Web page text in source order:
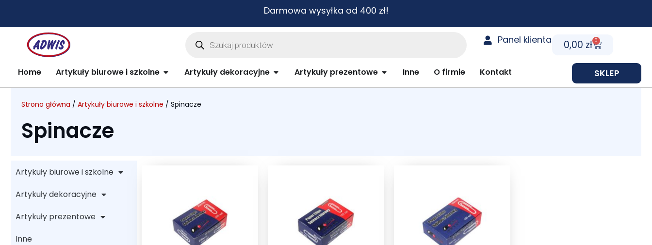
treści
Darmowa wysyłka od 400 zł!
Wyszukiwarka
Panel klienta 0,00 zł 0
Cart
Home Artykuły biurowe i szkolne Open Artykuły biurowe i szkolne
Artykuły dekoracyjne Open Artykuły dekoracyjne
Artykuły prezentowe Open Artykuły prezentowe
Inne O firmie Kontakt SKLEP
Strona główna / Artykuły biurowe i szkolne / Spinacze
Spinacze
Artykuły biurowe i szkolne
Artykuły dekoracyjne
Artykuły prezentowe
Inne